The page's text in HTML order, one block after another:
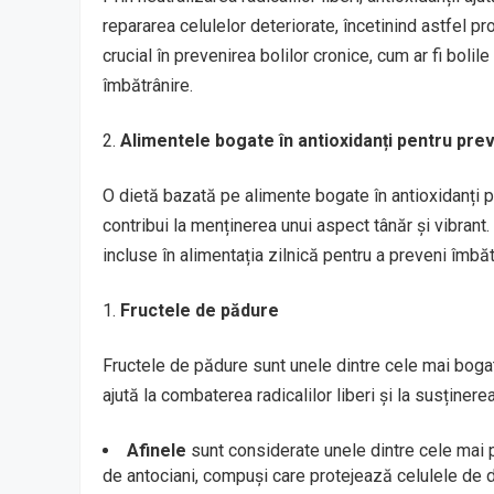
repararea celulelor deteriorate, încetinind astfel
crucial în prevenirea bolilor cronice, cum ar fi
îmbătrânire.
Alimentele bogate în antioxidanți pentru
O dietă bazată pe alimente bogate în antioxidanți
contribui la menținerea unui aspect tânăr și
incluse în alimentația zilnică pentru a preveni
Fructele de pădure
Fructele de pădure sunt unele dintre cele mai
ajută la combaterea radicalilor liberi și la
Afinele sunt considerate unele dintre cele
de antociani, compuși care protejează celulele de